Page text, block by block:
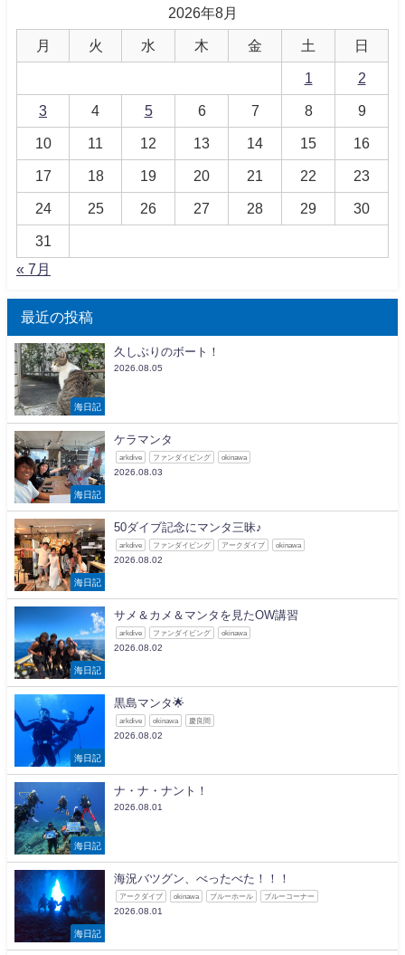
2026年8月
月 火 水 木 金 土 日
1 2
3 4 5 6 7 8 9
10 11 12 13 14 15 16
17 18 19 20 21 22 23
24 25 26 27 28 29 30
31
« 7月
最近の投稿
海日記
久しぶりのボート！
2026.08.05
海日記
ケラマンタ
arkdive ファンダイビング okinawa
2026.08.03
海日記
50ダイブ記念にマンタ三昧♪
arkdive ファンダイビング アークダイブ okinawa
2026.08.02
海日記
サメ＆カメ＆マンタを見たOW講習
arkdive ファンダイビング okinawa
2026.08.02
海日記
黒島マンタ🌟
arkdive okinawa 慶良間
2026.08.02
海日記
ナ・ナ・ナント！
2026.08.01
海日記
海況バツグン、べったべた！！！
アークダイブ okinawa ブルーホール ブルーコーナー
2026.08.01